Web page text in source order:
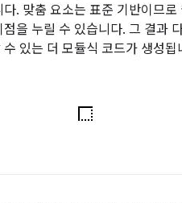
. 맞춤 요소는 표준 기반이므로
을 누릴 수 있습니다. 그 결과
있는 더 모듈식 코드가 생성됩